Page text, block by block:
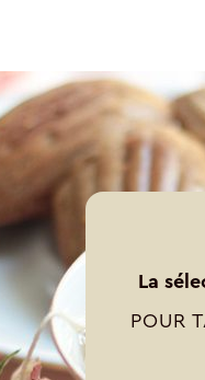
La
POUR